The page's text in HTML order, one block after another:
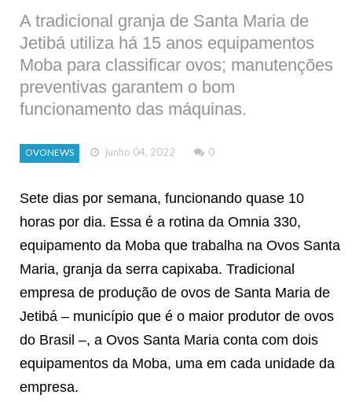
A tradicional granja de Santa Maria de
Jetibá utiliza há 15 anos equipamentos
Moba para classificar ovos; manutenções
preventivas garantem o bom
funcionamento das máquinas.
OVONEWS junho 04, 2022 0
Sete dias por semana, funcionando quase 10
horas por dia. Essa é a rotina da Omnia 330,
equipamento da Moba que trabalha na Ovos Santa
Maria, granja da serra capixaba. Tradicional
empresa de produção de ovos de Santa Maria de
Jetibá – município que é o maior produtor de ovos
do Brasil –, a Ovos Santa Maria conta com dois
equipamentos da Moba, uma em cada unidade da
empresa.